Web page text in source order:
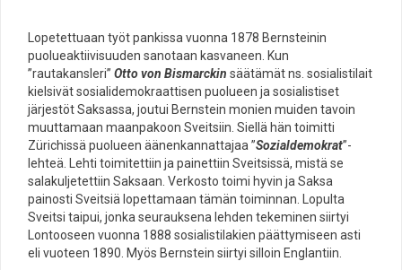
Lopetettuaan työt pankissa vuonna 1878 Bernsteinin
puolueaktiivisuuden sanotaan kasvaneen. Kun
”rautakansleri” Otto von Bismarckin säätämät ns. sosialistilait
kielsivät sosialidemokraattisen puolueen ja sosialistiset
järjestöt Saksassa, joutui Bernstein monien muiden tavoin
muuttamaan maanpakoon Sveitsiin. Siellä hän toimitti
Zürichissä puolueen äänenkannattajaa ”Sozialdemokrat”-
lehteä. Lehti toimitettiin ja painettiin Sveitsissä, mistä se
salakuljetettiin Saksaan. Verkosto toimi hyvin ja Saksa
painosti Sveitsiä lopettamaan tämän toiminnan. Lopulta
Sveitsi taipui, jonka seurauksena lehden tekeminen siirtyi
Lontooseen vuonna 1888 sosialistilakien päättymiseen asti
eli vuoteen 1890. Myös Bernstein siirtyi silloin Englantiin.